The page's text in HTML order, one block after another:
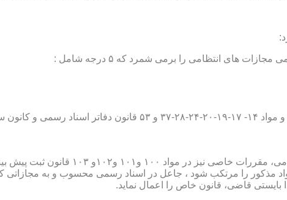
و۱۰۲و ۱۰۳ قانون ثبت پیش بینی گردیده است؛
مذکور را مرتکب شود ، جاعل در اسناد رسمی محسوب و به
بایستی قاضی، قانون خاص را اعمال نماید.